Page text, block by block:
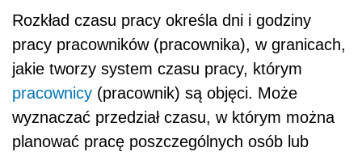
Rozkład czasu pracy określa dni i godziny
pracy pracowników (pracownika), w granicach,
jakie tworzy system czasu pracy, którym
pracownicy (pracownik) są objęci. Może
wyznaczać przedział czasu, w którym można
planować pracę poszczególnych osób lub